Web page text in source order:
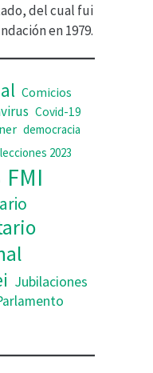
del cual fui
en 1979.
Comicios
Covid-19
democracia
2023
FMI
Jubilaciones